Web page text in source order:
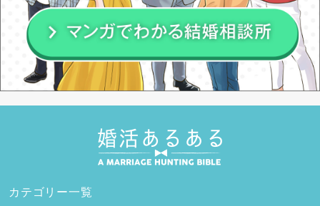
カテゴリー一覧